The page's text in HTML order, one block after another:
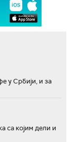
у Србији, и за
са којим дели и